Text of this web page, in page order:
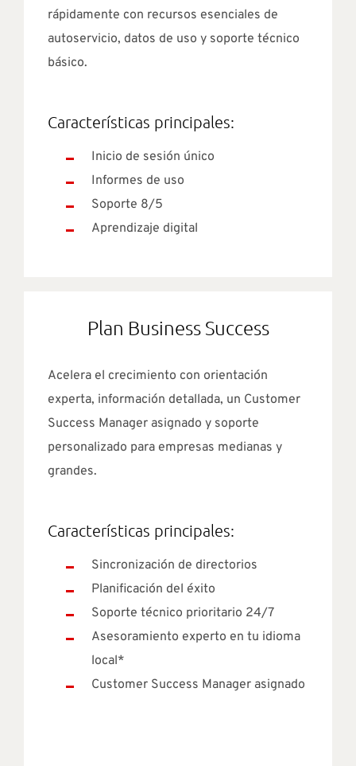
rápidamente con recursos esenciales de
autoservicio, datos de uso y soporte técnico
básico.
Características principales:
Inicio de sesión único
Informes de uso
Soporte 8/5
Aprendizaje digital
Plan Business Success
Acelera el crecimiento con orientación
experta, información detallada, un Customer
Success Manager asignado y soporte
personalizado para empresas medianas y
grandes.
Características principales:
Sincronización de directorios
Planificación del éxito
Soporte técnico prioritario 24/7
Asesoramiento experto en tu idioma
local*
Customer Success Manager asignado